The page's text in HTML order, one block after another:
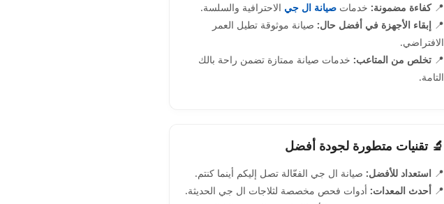
📍كفاءة مضمونة: خدمات صيانة ال جي الاحترافية والسلسة.
📍 إبقاء الأجهزة في أفضل حال: صيانة موثوقة تطيل العمر
الافتراضي.
📍 تخلص من المتاعب: خدمات صيانة ممتازة تضمن راحة بالك
التامة.
🔬 تقنيات متطورة لجودة أفضل
📍 استعداد للأفضل: صيانة ال جي الفعّالة تصل إليكم أينما كنتم.
📍 أحدث المعدات: أدوات فحص مخصصة لثلاجات ال جي الحديثة.